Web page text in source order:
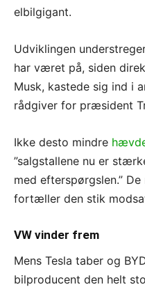
elbilgigant.
Udviklingen
har været på, siden
Musk, kastede sig ind i
rådgiver for præsident
Ikke desto mindre
”salgstallene nu er
med efterspørgslen.”
fortæller den stik
VW vinder frem
Mens Tesla taber og
bilproducent den helt